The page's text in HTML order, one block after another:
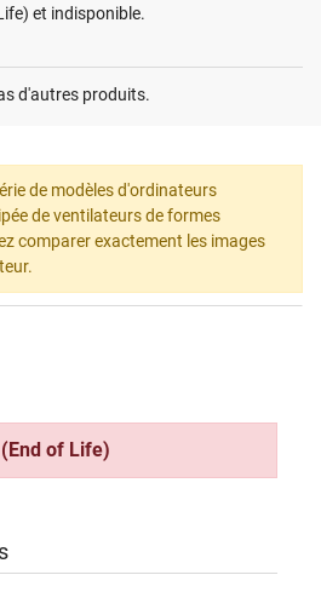
et indisponible.
d'autres produits.
de modèles d'ordinateurs
de ventilateurs de formes
comparer exactement les images
of Life)